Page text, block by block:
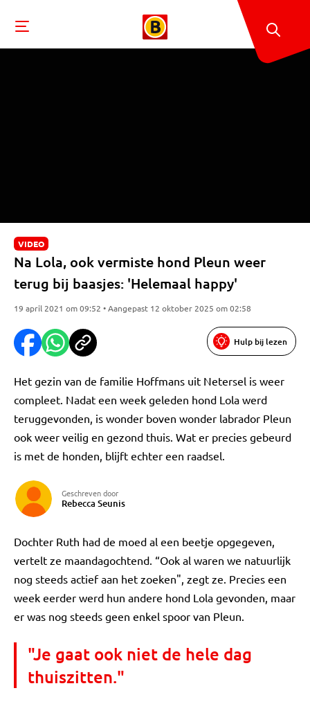
VIDEO
Na Lola, ook vermiste hond Pleun weer
terug bij baasjes: 'Helemaal happy'
19 april 2021 om 09:52 • Aangepast 12 oktober 2025 om 02:58
Hulp bij lezen
Het gezin van de familie Hoffmans uit Netersel is weer
compleet. Nadat een week geleden hond Lola werd
teruggevonden, is wonder boven wonder labrador Pleun
ook weer veilig en gezond thuis. Wat er precies gebeurd
is met de honden, blijft echter een raadsel.
Geschreven door
Rebecca Seunis
Dochter Ruth had de moed al een beetje opgegeven,
vertelt ze maandagochtend. “Ook al waren we natuurlijk
nog steeds actief aan het zoeken", zegt ze. Precies een
week eerder werd hun andere hond Lola gevonden, maar
er was nog steeds geen enkel spoor van Pleun.
"Je gaat ook niet de hele dag
thuiszitten."